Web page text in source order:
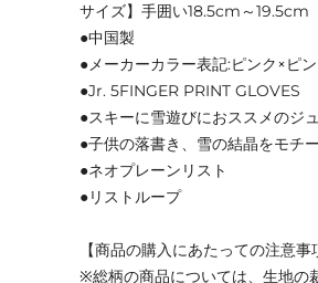
サイズ】手囲い18.5cm～19.5cm
●中国製
●メーカーカラー表記:ピンク×ピ
●Jr. 5FINGER PRINT GLOVES
●スキーに雪遊びにおススメのジ
●子供の落書き、雪の結晶をモチ
●ネオプレーンリスト
●リストループ
【商品の購入にあたっての注意事
※総柄の商品については、生地の